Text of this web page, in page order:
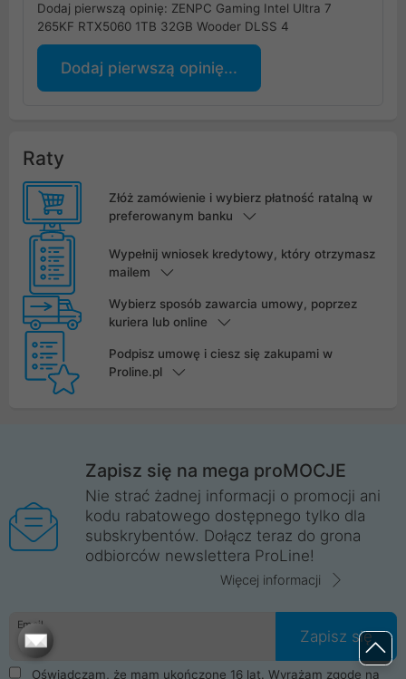
Dodaj pierwszą opinię: ZENPC Gaming Intel Ultra 7
265KF RTX5060 1TB 32GB Wooder DLSS 4
Dodaj pierwszą opinię...
Raty
Złóż zamówienie i wybierz płatność ratalną w
preferowanym banku
Wypełnij wniosek kredytowy, który otrzymasz
mailem
Wybierz sposób zawarcia umowy, poprzez
kuriera lub online
Podpisz umowę i ciesz się zakupami w
Proline.pl
Zapisz się na mega proMOCJE
Nie strać żadnej informacji o promocji ani
kodu rabatowego dostępnego tylko dla
subskrybentów. Dołącz teraz do grona
odbiorców newslettera ProLine!
Więcej informacji
Email
Zapisz się
Oświadczam, że mam ukończone 16 lat. Wyrażam zgodę na